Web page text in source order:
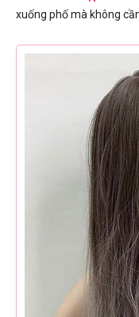
xuống phố mà không